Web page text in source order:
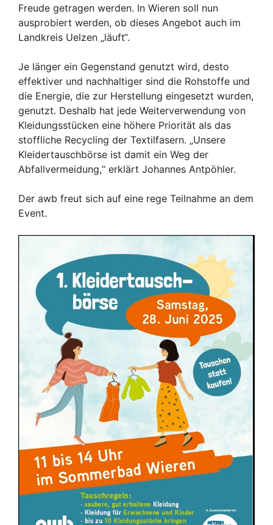
Freude getragen werden. In Wieren soll nun
ausprobiert werden, ob dieses Angebot auch im
Landkreis Uelzen „läuft“.
Je länger ein Gegenstand genutzt wird, desto
effektiver und nachhaltiger sind die Rohstoffe und
die Energie, die zur Herstellung eingesetzt wurden,
genutzt. Deshalb hat jede Weiterverwendung von
Kleidungsstücken eine höhere Priorität als das
stoffliche Recycling der Textilfasern. „Unsere
Kleidertauschbörse ist damit ein Weg der
Abfallvermeidung,“ erklärt Johannes Antpöhler.
Der awb freut sich auf eine rege Teilnahme an dem
Event.